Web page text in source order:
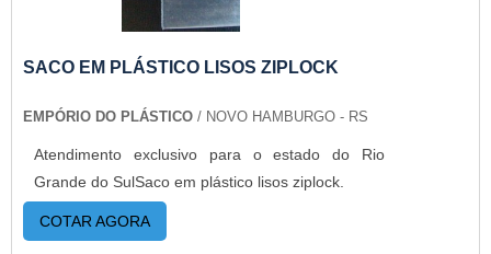
Plástico passou a contratar a produção com
fábricas ainda mais modernas e custos reduzidos.
Aumentando, assim, o mix de sacos a pronta
quantidades. Para saber mais informações, basta
solicitar um orçamento..
SACO EM PLÁSTICO LISOS ZIPLOCK
EMPÓRIO DO PLÁSTICO / NOVO HAMBURGO - RS
Atendimento exclusivo para o estado do Rio
Grande do SulSaco em plástico lisos ziplock.
COTAR AGORA